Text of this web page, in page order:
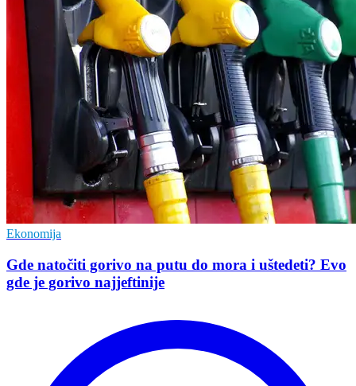
Ekonomija
Gde natočiti gorivo na putu do mora i uštedeti? Evo
gde je gorivo najjeftinije